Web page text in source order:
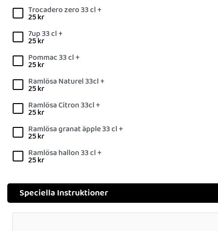
Trocadero zero 33 cl +
25kr
7up 33 cl +
25kr
Pommac 33 cl +
25kr
Ramlösa Naturel 33cl +
25kr
Ramlösa Citron 33cl +
25kr
Ramlösa granat äpple 33 cl +
25kr
Ramlösa hallon 33 cl +
25kr
Speciella Instruktioner